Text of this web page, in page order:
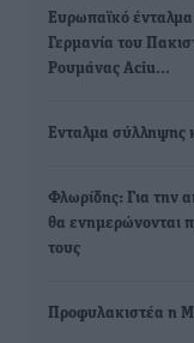
Ευρωπαϊκό
Γερμανία του
Ρουμάνας Aciu…
Ενταλμα σύλληψης
Φλωρίδης: Για την
θα ενημερώνονται
τους
Προφυλακιστέα η